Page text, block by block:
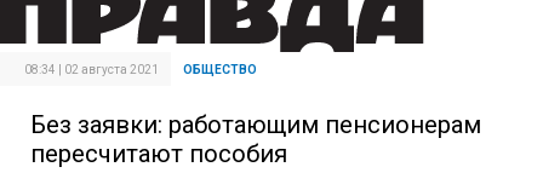
08:34 | 02 августа 2021 ОБЩЕСТВО
Без заявки: работающим пенсионерам
пересчитают пособия